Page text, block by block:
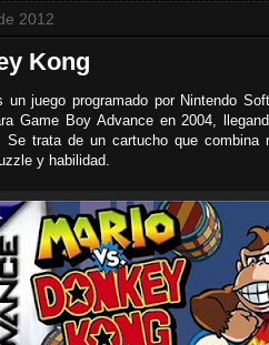
2012
Kong
juego programado por Nintendo
Game Boy Advance en 2004,
Se trata de un cartucho que combina
y habilidad.